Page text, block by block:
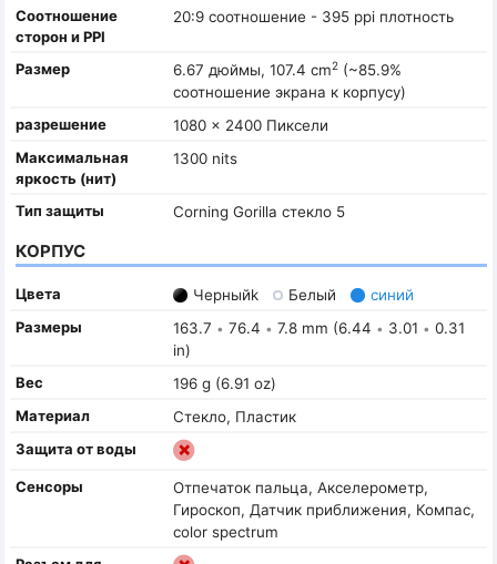
Соотношение
сторон и PPI
20:9 соотношение - 395 ppi плотность
Размер 6.67 дюймы, 107.4 cm2(~85.9%
соотношение экрана к корпусу)
разрешение
1080 x 2400 Пиксели
Максимальная
яркость (нит)
1300 nits
Тип защиты Corning Gorilla стекло 5
КОРПУС
Цвета Черныйk Белый
синий
Размеры
163.7 • 76.4 • 7.8 mm (6.44 • 3.01 • 0.31
in)
Вес
196 g (6.91 oz)
Материал
Стекло, Пластик
Защита от воды
Сенсоры
Отпечаток пальца, Акселерометр,
Гироскоп, Датчик приближения, Компас,
color spectrum